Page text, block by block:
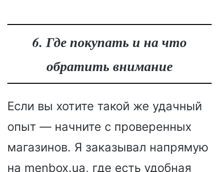
6. Где покупать и на что
обратить внимание
Если вы хотите такой же удачный
опыт — начните с проверенных
магазинов. Я заказывал напрямую
на menbox.ua, где есть удобная